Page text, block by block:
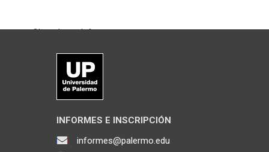
INFORMES E INSCRIPCIÓN
informes@palermo.edu
Chateá con Informes